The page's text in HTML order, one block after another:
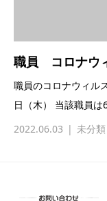
職員 コロナウ
職員のコロナウィル
日（木） 当該職員
2022.06.03
未分類